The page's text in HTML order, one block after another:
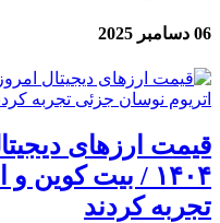
06 دسامبر 2025
۱۴۰۴ / بیت
تجربه کردند